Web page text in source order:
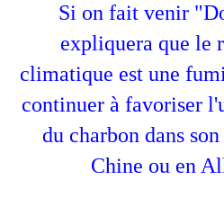
Si on fait venir
expliquera que le
climatique est une
continuer à favoriser
du charbon dans
Chine ou en